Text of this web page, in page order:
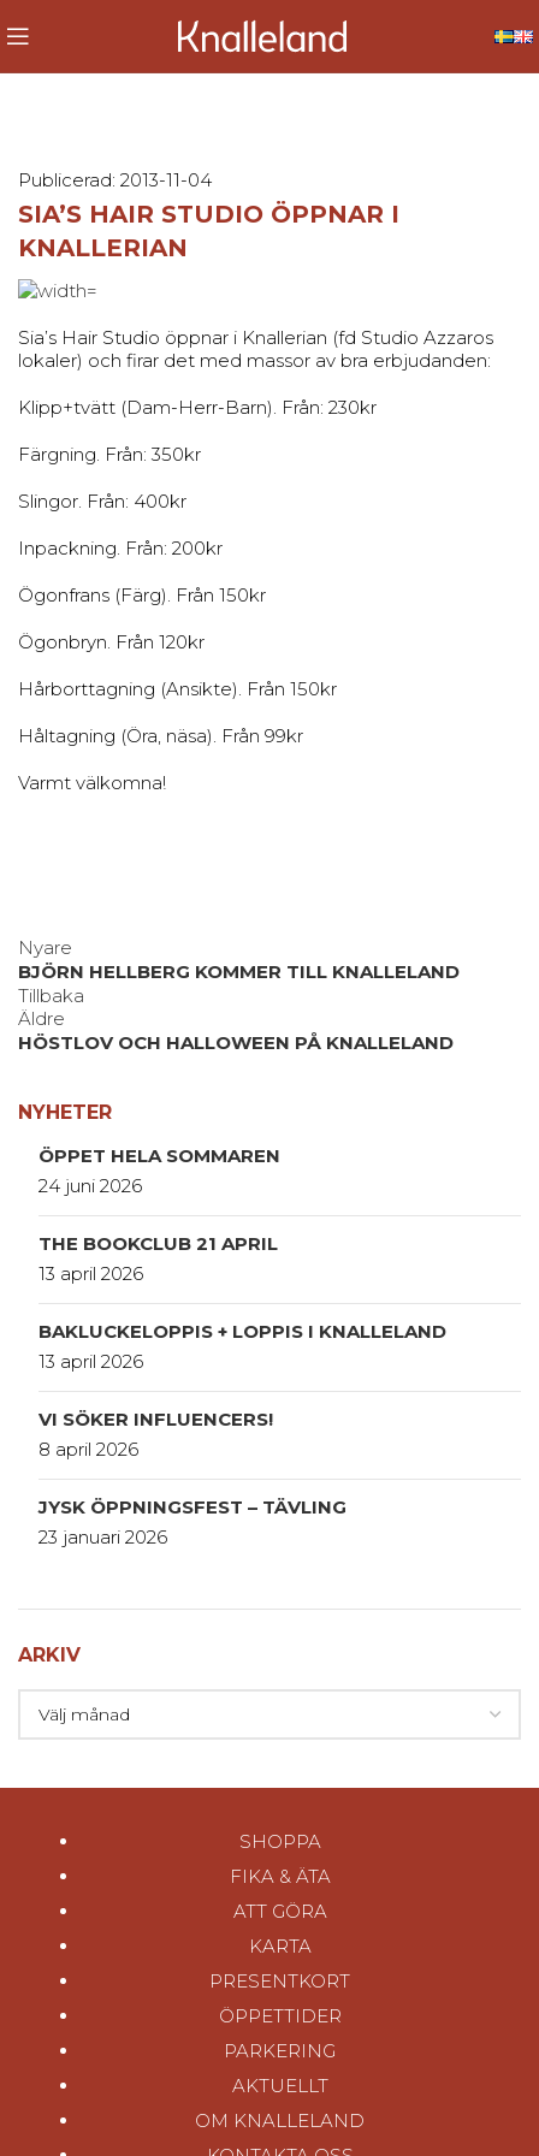
Publicerad: 2013-11-04
SIA’S HAIR STUDIO ÖPPNAR I
KNALLERIAN
Sia’s Hair Studio öppnar i Knallerian (fd Studio Azzaros
lokaler) och firar det med massor av bra erbjudanden:
Klipp+tvätt (Dam-Herr-Barn). Från: 230kr
Färgning. Från: 350kr
Slingor. Från: 400kr
Inpackning. Från: 200kr
Ögonfrans (Färg). Från 150kr
Ögonbryn. Från 120kr
Hårborttagning (Ansikte). Från 150kr
Håltagning (Öra, näsa). Från 99kr
Varmt välkomna!
Nyare
BJÖRN HELLBERG KOMMER TILL KNALLELAND
Tillbaka
Äldre
HÖSTLOV OCH HALLOWEEN PÅ KNALLELAND
NYHETER
ÖPPET HELA SOMMAREN
24 juni 2026
THE BOOKCLUB 21 APRIL
13 april 2026
BAKLUCKELOPPIS + LOPPIS I KNALLELAND
13 april 2026
VI SÖKER INFLUENCERS!
8 april 2026
JYSK ÖPPNINGSFEST – TÄVLING
23 januari 2026
ARKIV
SHOPPA
FIKA & ÄTA
ATT GÖRA
KARTA
PRESENTKORT
ÖPPETTIDER
PARKERING
AKTUELLT
OM KNALLELAND